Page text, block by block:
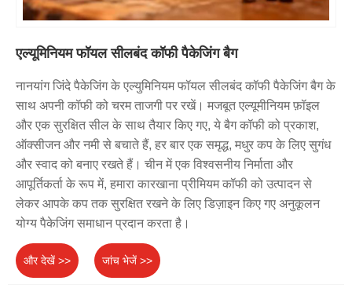
एल्यूमिनियम फॉयल सीलबंद कॉफी पैकेजिंग बैग
नानयांग जिंदे पैकेजिंग के एल्युमिनियम फॉयल सीलबंद कॉफी पैकेजिंग बैग के
साथ अपनी कॉफी को चरम ताजगी पर रखें। मजबूत एल्यूमीनियम फ़ॉइल
और एक सुरक्षित सील के साथ तैयार किए गए, ये बैग कॉफी को प्रकाश,
ऑक्सीजन और नमी से बचाते हैं, हर बार एक समृद्ध, मधुर कप के लिए सुगंध
और स्वाद को बनाए रखते हैं। चीन में एक विश्वसनीय निर्माता और
आपूर्तिकर्ता के रूप में, हमारा कारखाना प्रीमियम कॉफी को उत्पादन से
लेकर आपके कप तक सुरक्षित रखने के लिए डिज़ाइन किए गए अनुकूलन
योग्य पैकेजिंग समाधान प्रदान करता है।
और देखें >> जांच भेजें >>